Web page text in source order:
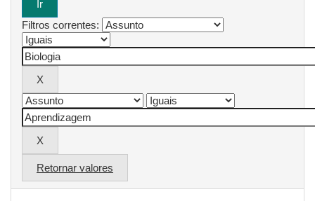
Filtros correntes:
Retornar valores